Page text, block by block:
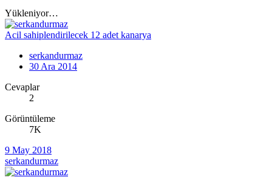
Yükleniyor…
Acil sahiplendirilecek 12 adet kanarya
serkandurmaz
30 Ara 2014
Cevaplar
2
Görüntüleme
7K
9 May 2018
serkandurmaz